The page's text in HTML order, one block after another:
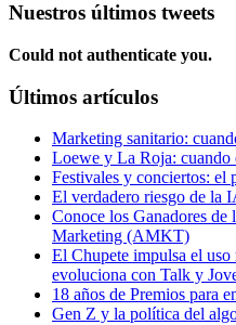
Nuestros últimos tweets
Could not authenticate you.
Últimos artículos
Marketing sanitario:
Loewe y La Roja:
Festivales y conciertos: el
El verdadero riesgo de la
Conoce los Ganadores
Marketing (AMKT)
El Chupete impulsa el uso
evoluciona con Talk y
18 años de Premios para
Gen Z y la política del